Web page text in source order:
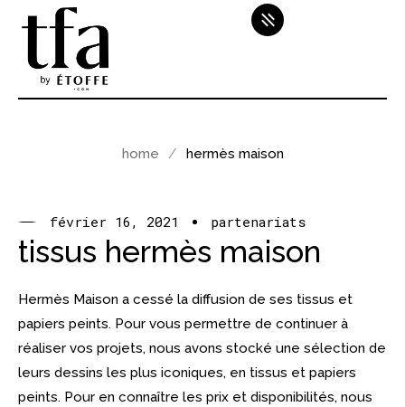
home hermès maison
février 16, 2021 partenariats
tissus hermès maison
Hermès Maison a cessé la diffusion de ses tissus et
papiers peints. Pour vous permettre de continuer à
réaliser vos projets, nous avons stocké une sélection de
leurs dessins les plus iconiques, en tissus et papiers
peints. Pour en connaître les prix et disponibilités, nous